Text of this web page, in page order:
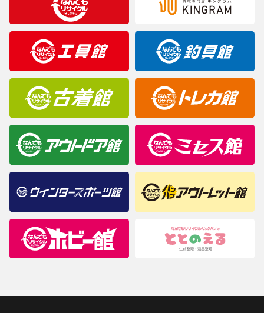
※表記したカラー名は、当社が判断した名称を掲載しています。
製造元が定めたカラー名と異なることもあります。色調などご不
明なことがありましたらご購入前にお問い合わせください。
商品について